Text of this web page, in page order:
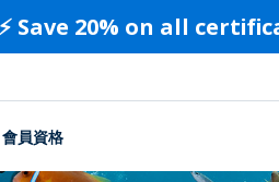
Save 20% on all
會員資格